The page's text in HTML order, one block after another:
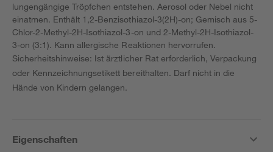
lungengängige Tröpfchen entstehen. Aerosol oder Nebel nicht
einatmen. Enthält 1,2-Benzisothiazol-3(2H)-on; Gemisch aus 5-
Chlor-2-Methyl-2H-Isothiazol-3-on und 2-Methyl-2H-Isothiazol-
3-on (3:1). Kann allergische Reaktionen hervorrufen.
Sicherheitshinweise: Ist ärztlicher Rat erforderlich, Verpackung
oder Kennzeichnungsetikett bereithalten. Darf nicht in die
Hände von Kindern gelangen.
Eigenschaften